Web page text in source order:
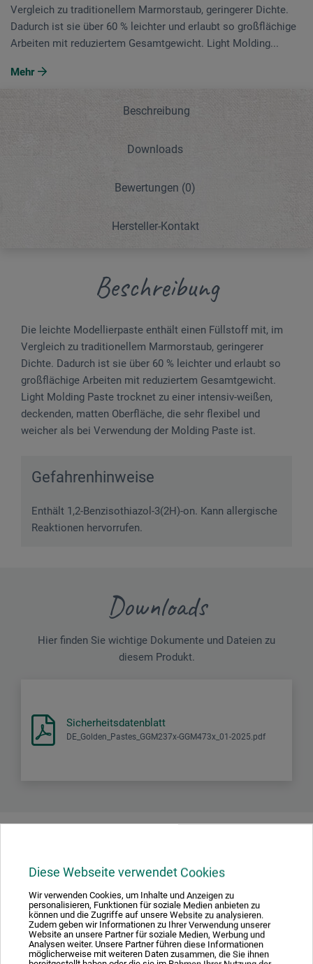
Diese Webseite verwendet Cookies
Wir verwenden Cookies, um Inhalte und Anzeigen zu
personalisieren, Funktionen für soziale Medien anbieten zu
können und die Zugriffe auf unsere Website zu analysieren.
Zudem geben wir Informationen zu Ihrer Verwendung unserer
Website an unsere Partner für soziale Medien, Werbung und
Analysen weiter. Unsere Partner führen diese Informationen
möglicherweise mit weiteren Daten zusammen, die Sie ihnen
Vergleich zu traditionellem Marmorstaub, geringerer Dichte.
Dadurch ist sie über 60 % leichter und erlaubt so großflächige
Arbeiten mit reduziertem Gesamtgewicht. Light Molding...
Mehr
Beschreibung
Downloads
Bewertungen (0)
Hersteller-Kontakt
Beschreibung
Die leichte Modellierpaste enthält einen Füllstoff mit, im
Vergleich zu traditionellem Marmorstaub, geringerer
Dichte. Dadurch ist sie über 60 % leichter und erlaubt so
großflächige Arbeiten mit reduziertem Gesamtgewicht.
Light Molding Paste trocknet zu einer intensiv-weißen,
deckenden, matten Oberfläche, die sehr flexibel und
weicher als bei Verwendung der Molding Paste ist.
Gefahrenhinweise
Enthält 1,2-Benzisothiazol-3(2H)-on. Kann allergische
Reaktionen hervorrufen.
Downloads
Hier finden Sie wichtige Dokumente und Dateien zu
diesem Produkt.
Sicherheitsdatenblatt
DE_Golden_Pastes_GGM237x-GGM473x_01-2025.pdf
JETZT PRODUKT BEWERTEN